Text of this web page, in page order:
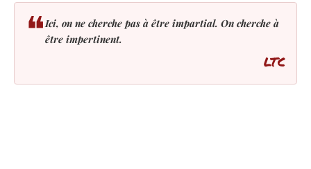
❝Ici, on ne cherche pas à être impartial. On cherche à
être impertinent.
LTC